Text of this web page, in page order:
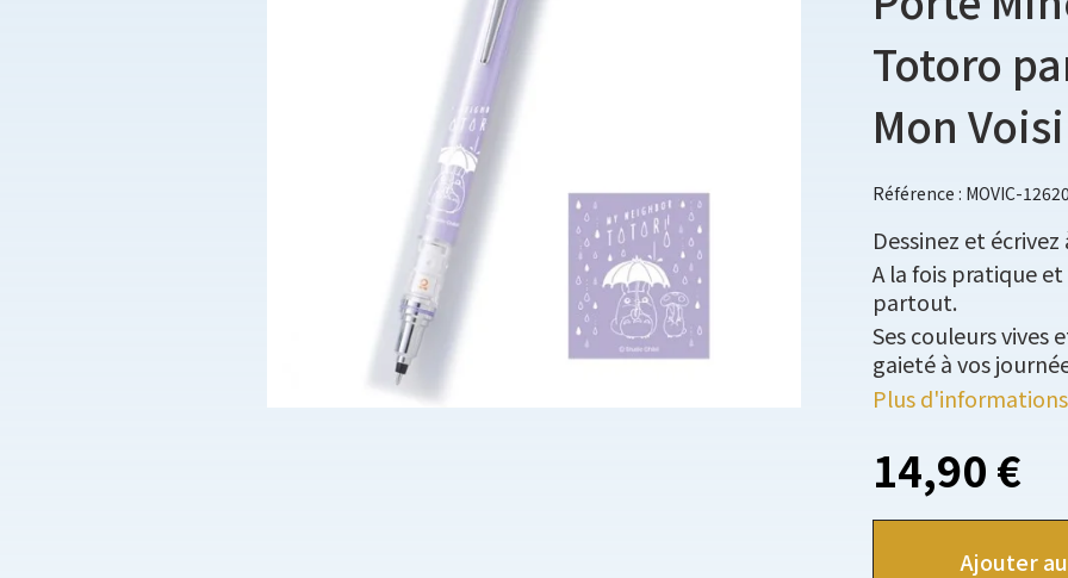
Totoro
Mon
Référence : MOVIC-
Dessinez et
A la fois pratique
partout.
Ses couleurs
gaieté à vos
Plus d'informations
14,90 €
Ajouter